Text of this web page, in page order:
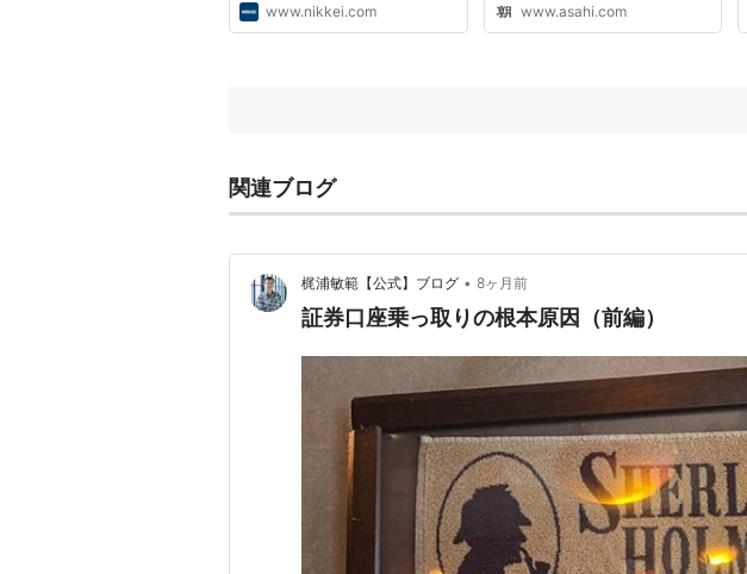
www.nikkei.com www.asahi.com
関連ブログ
梶浦敏範【公式】ブログ • 8ヶ月前
証券口座乗っ取りの根本原因（前編）